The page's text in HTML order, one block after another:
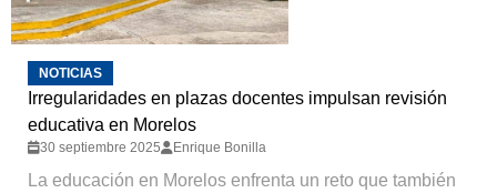
NOTICIAS
Irregularidades en plazas docentes impulsan revisión
educativa en Morelos
30 septiembre 2025 Enrique Bonilla
La educación en Morelos enfrenta un reto que también